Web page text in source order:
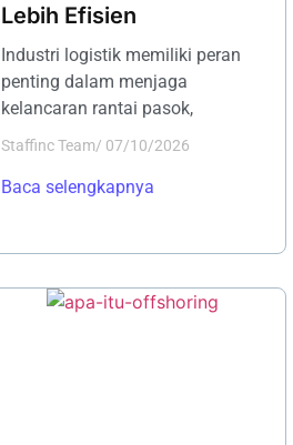
Lebih Efisien
Industri logistik memiliki peran
penting dalam menjaga
kelancaran rantai pasok,
Staffinc Team/ 07/10/2026
Baca selengkapnya